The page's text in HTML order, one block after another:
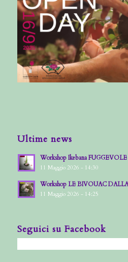
Ultime news
Workshop Ikebana
11 Maggio 2026 - 14:30
Workshop LE BIVOUAC
11 Maggio 2026 - 14:25
Seguici su Facebook